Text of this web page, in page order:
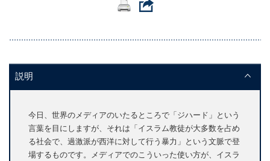
説明
今日、世界のメディアのいたるところで「ジハード」という
言葉を目にしますが、それは「イスラム教徒が大多数を占め
る社会で、過激派が西洋に対して行う暴力」という文脈で登
場するものです。メディアでのこういった使い方が、イスラ